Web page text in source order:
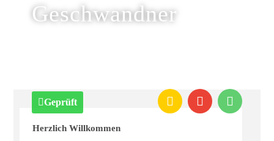
Geschwandner
Geprüft
Herzlich Willkommen